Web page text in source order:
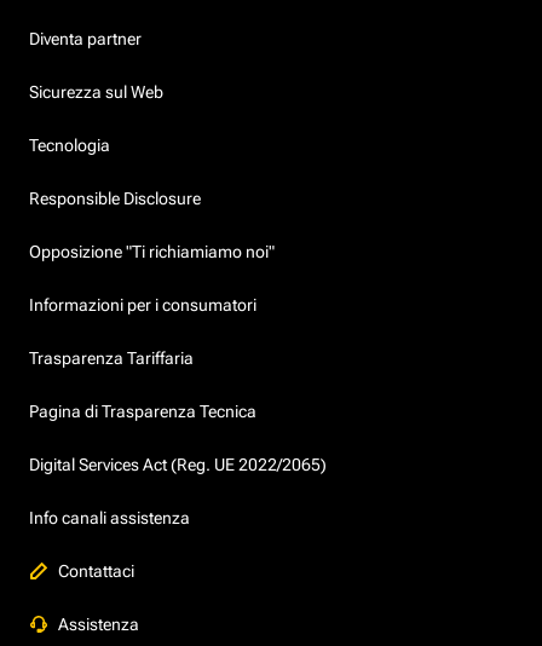
Diventa partner
Sicurezza sul Web
Tecnologia
Responsible Disclosure
Opposizione "Ti richiamiamo noi"
Informazioni per i consumatori
Trasparenza Tariffaria
Pagina di Trasparenza Tecnica
Digital Services Act (Reg. UE 2022/2065)
Info canali assistenza
Contattaci
Assistenza